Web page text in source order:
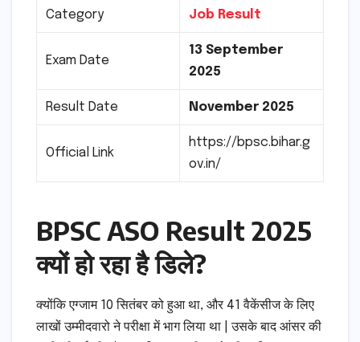
Category Job Result
Exam Date
13 September
2025
Result Date November 2025
Official Link
https://bpsc.bihar.g
ov.in/
BPSC ASO Result 2025
क्यों हो रहा है डिले?
क्योंकि एग्जाम 10 सितंबर को हुआ था, और 41 वैकेंसीज के लिए
लाखों उम्मीदवारो ने परीक्षा में भाग लिया था | उसके बाद आंसर की